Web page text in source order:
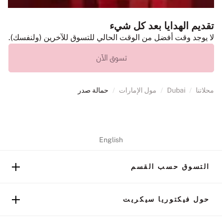
تقديم الهدايا بعد كل شيء
لا يوجد وقت أفضل من الوقت الحالي للتسوق للآخرين (ولنفسك).
تسوق الآن
محلاتنا /
Dubai
/ مول الإمارات / حمالة صدر
English
التسوق حسب القسم
حول فيكتوريا سيكريت